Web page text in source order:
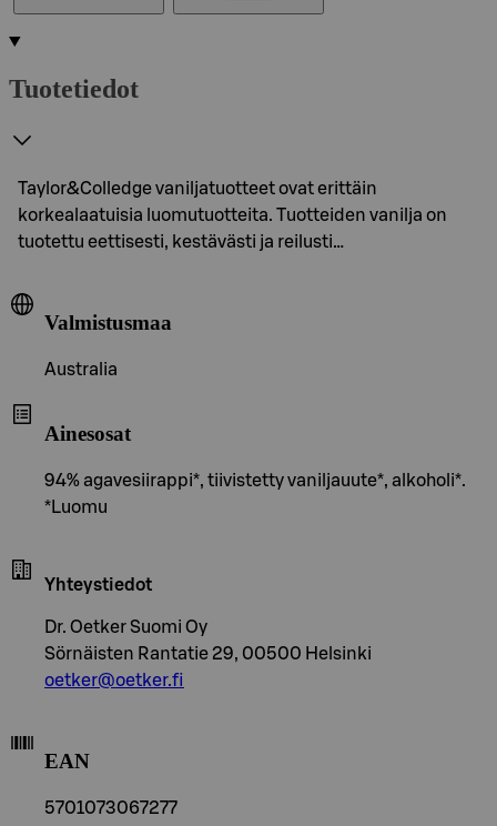
Tuotetiedot
Taylor&Colledge vaniljatuotteet ovat erittäin
korkealaatuisia luomutuotteita. Tuotteiden vanilja on
tuotettu eettisesti, kestävästi ja reilusti…
Valmistusmaa
Australia
Ainesosat
94% agavesiirappi*, tiivistetty vaniljauute*, alkoholi*.
*Luomu
Yhteystiedot
Dr. Oetker Suomi Oy
Sörnäisten Rantatie 29, 00500 Helsinki
oetker@oetker.fi
EAN
5701073067277